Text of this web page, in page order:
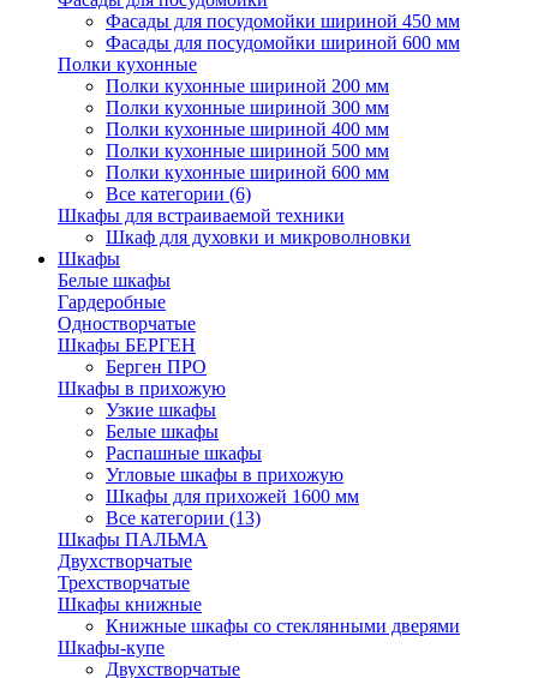
Фасады для посудомойки шириной 450 мм
Фасады для посудомойки шириной 600 мм
Полки кухонные
Полки кухонные шириной 200 мм
Полки кухонные шириной 300 мм
Полки кухонные шириной 400 мм
Полки кухонные шириной 500 мм
Полки кухонные шириной 600 мм
Все категории (6)
Шкафы для встраиваемой техники
Шкаф для духовки и микроволновки
Шкафы
Белые шкафы
Гардеробные
Одностворчатые
Шкафы БЕРГЕН
Берген ПРО
Шкафы в прихожую
Узкие шкафы
Белые шкафы
Распашные шкафы
Угловые шкафы в прихожую
Шкафы для прихожей 1600 мм
Все категории (13)
Шкафы ПАЛЬМА
Двухстворчатые
Трехстворчатые
Шкафы книжные
Книжные шкафы со стеклянными дверями
Шкафы-купе
Двухстворчатые